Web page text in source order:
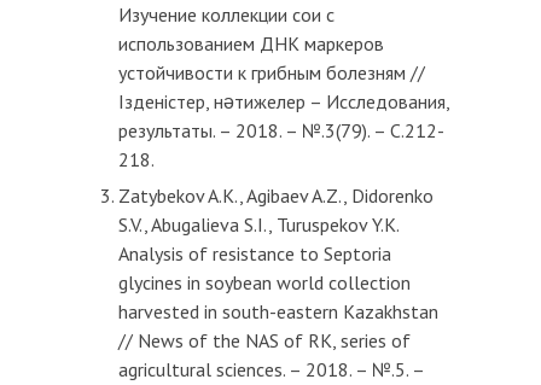
Изучение коллекции сои с
использованием ДНК маркеров
устойчивости к грибным болезням //
Ізденістер, нəтижелер – Исследования,
результаты. – 2018. – №.3(79). – C.212-
218.
Zatybekov A.K., Agibaev A.Z., Didorenko
S.V., Abugalieva S.I., Turuspekov Y.K.
Analysis of resistance to Septoria
glycines in soybean world collection
harvested in south-eastern Kazakhstan
// News of the NAS of RK, series of
agricultural sciences. – 2018. – №.5. –